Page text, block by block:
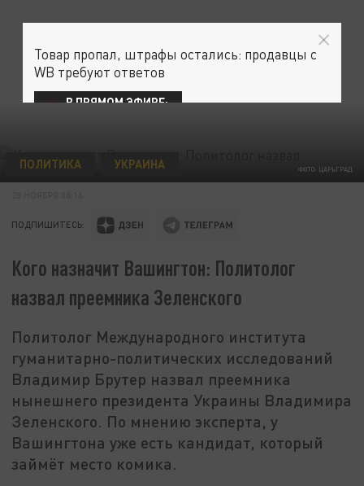
ФОТО: ЦАРЬГРАД
ПОЛИТИКА УКРАИНА
ПОДПИШИТЕСЬ:
Кого назначит Вашингтон: Политолог
назвал преемника Зеленского
Политолог Международного института
гуманитарно-политических исследований
Владимир Брутер назвал преемника
нынешнего президента Украины Владимира
Зеленского. По мнению эксперта, у
Вашингтона уже есть кандидат, который
займёт место комика.
Товар пропал, штрафы остались: продавцы с
WB требуют ответов
В ПРЯМОМ ЭФИРЕ: